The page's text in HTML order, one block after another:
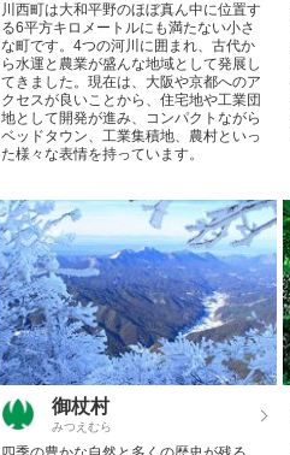
川西町は大和平野のほぼ真ん中に位置す
る6平方キロメートルにも満たない小さ
な町です。4つの河川に囲まれ、古代か
ら水運と農業が盛んな地域として発展し
てきました。現在は、大阪や京都へのア
クセスが良いことから、住宅地や工業団
地として開発が進み、コンパクトながら
ベッドタウン、工業集積地、農村といっ
た様々な表情を持っています。
御杖村
みつえむら